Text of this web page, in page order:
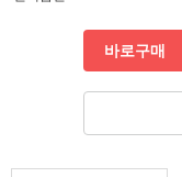
바로구매